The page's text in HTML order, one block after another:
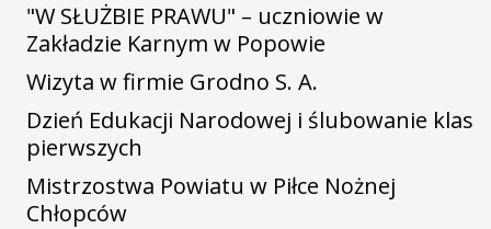
"W SŁUŻBIE PRAWU" – uczniowie w
Zakładzie Karnym w Popowie
Wizyta w firmie Grodno S. A.
Dzień Edukacji Narodowej i ślubowanie klas
pierwszych
Mistrzostwa Powiatu w Piłce Nożnej
Chłopców